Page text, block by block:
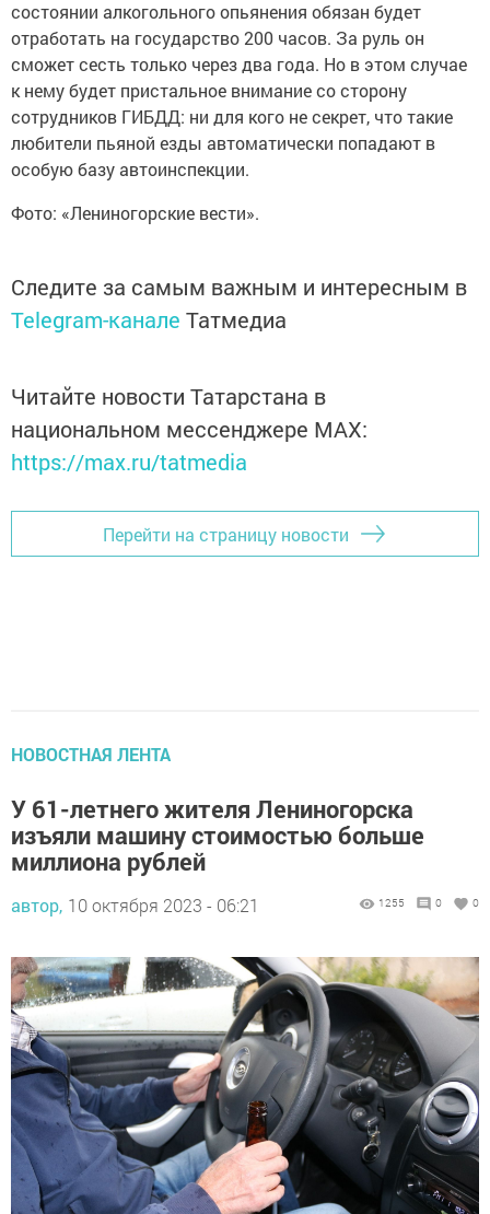
состоянии алкогольного опьянения обязан будет
отработать на государство 200 часов. За руль он
сможет сесть только через два года. Но в этом случае
к нему будет пристальное внимание со сторону
сотрудников ГИБДД: ни для кого не секрет, что такие
любители пьяной езды автоматически попадают в
особую базу автоинспекции.
Фото: «Лениногорские вести».
Следите за самым важным и интересным в
Telegram-канале Татмедиа
Читайте новости Татарстана в
национальном мессенджере MАХ:
https://max.ru/tatmedia
Перейти на страницу новости
НОВОСТНАЯ ЛЕНТА
У 61-летнего жителя Лениногорска
изъяли машину стоимостью больше
миллиона рублей
автор, 10 октября 2023 - 06:21 1255 0 0